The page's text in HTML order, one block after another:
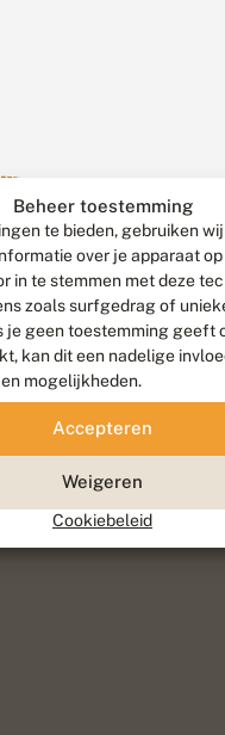
Beheer toestemming
te bieden, gebruiken
over je apparaat
in te stemmen met deze
zoals surfgedrag of
je geen toestemming geeft
kan dit een nadelige
mogelijkheden.
Accepteren
Weigeren
Cookiebeleid
vragen
© 2026 Vlinderstichting
door
Go2People
,
Blue Field Agency
Privacy
Disclaimer
Sitemap